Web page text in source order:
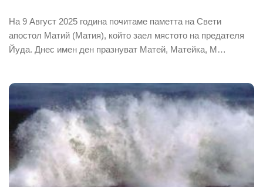
На 9 Август 2025 година почитаме паметта на Свети
апостол Матий (Матия), който заел мястото на предателя
Йуда. Днес имен ден празнуват Матей, Матейка, М…